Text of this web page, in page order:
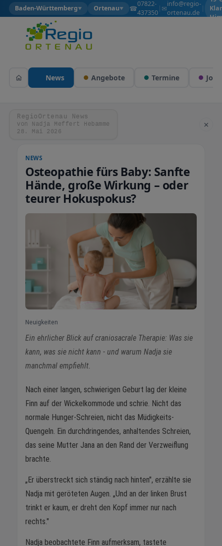
Baden-Württemberg▼ Ortenau▼ ☎07822-
437350
| ✉info@regio-
ortenau.de
|
News Angebote Termine Jobs
RegioOrtenau News
von Nadja Meffert Hebamme
28. Mai 2026
×
NEWS
Osteopathie fürs Baby: Sanfte
Hände, große Wirkung – oder
teurer Hokuspokus?
Neuigkeiten
Ein ehrlicher Blick auf craniosacrale Therapie: Was sie
kann, was sie nicht kann - und warum Nadja sie
manchmal empfiehlt.
Nach einer langen, schwierigen Geburt lag der kleine
Finn auf der Wickelkommode und schrie. Nicht das
normale Hunger-Schreien, nicht das Müdigkeits-
Quengeln. Ein durchdringendes, anhaltendes Schreien,
das seine Mutter Jana an den Rand der Verzweiflung
brachte.
„Er überstreckt sich ständig nach hinten", erzählte sie
Nadja mit geröteten Augen. „Und an der linken Brust
trinkt er kaum, er dreht den Kopf immer nur nach
rechts."
Nadja beobachtete Finn aufmerksam, tastete